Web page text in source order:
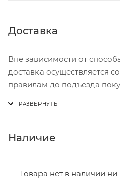
Доставка
Вне зависимости от
доставка осуществляется
правилам до подъезда
В субботу с 8:00 до 15:00
- зоны доставки;
Наличие
Товара нет в наличии